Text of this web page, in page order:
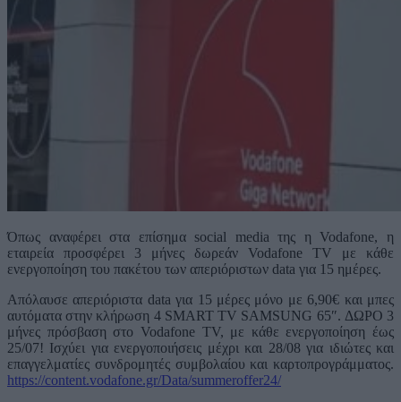
Όπως αναφέρει στα επίσημα social media της η Vodafone, η
εταιρεία προσφέρει 3 μήνες δωρεάν Vodafone TV με κάθε
ενεργοποίηση του πακέτου των απεριόριστων data για 15 ημέρες.
Απόλαυσε απεριόριστα data για 15 μέρες μόνο με 6,90€ και μπες
αυτόματα στην κλήρωση 4 SMART TV SAMSUNG 65″. ΔΩΡΟ 3
μήνες πρόσβαση στο Vodafone TV, με κάθε ενεργοποίηση έως
25/07! Ισχύει για ενεργοποιήσεις μέχρι και 28/08 για ιδιώτες και
επαγγελματίες συνδρομητές συμβολαίου και καρτοπρογράμματος.
https://content.vodafone.gr/Data/summeroffer24/